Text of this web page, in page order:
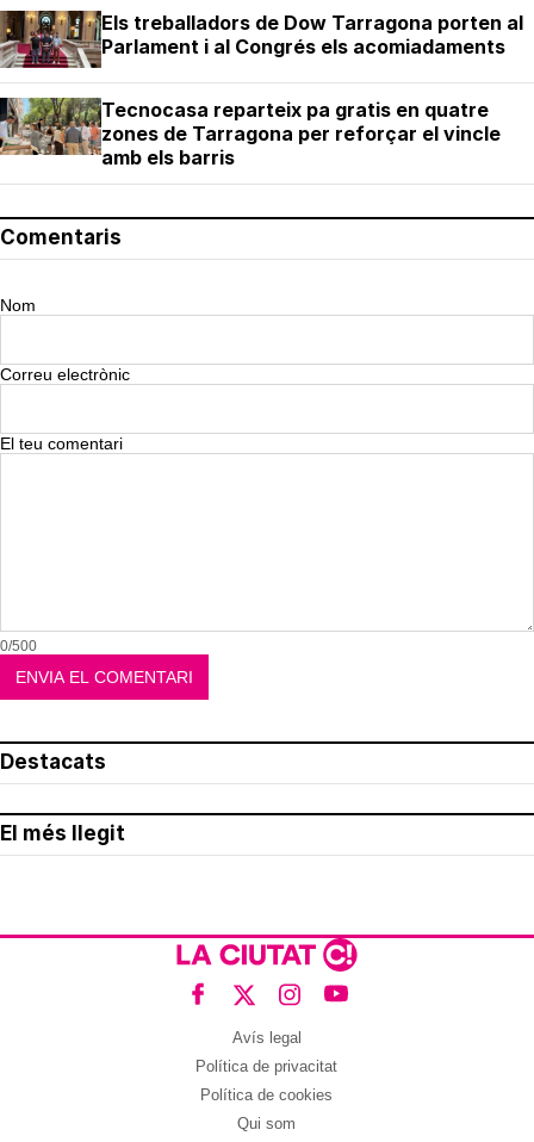
Els treballadors de Dow Tarragona porten al
Parlament i al Congrés els acomiadaments
Tecnocasa reparteix pa gratis en quatre
zones de Tarragona per reforçar el vincle
amb els barris
Comentaris
Nom
Correu electrònic
El teu comentari
0/500
Destacats
El més llegit
Avís legal
Política de privacitat
Política de cookies
Qui som